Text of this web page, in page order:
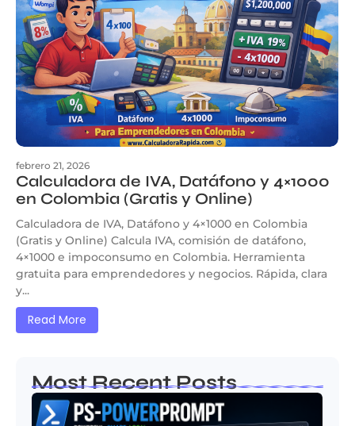
febrero 21, 2026
Calculadora de IVA, Datáfono y 4×1000
en Colombia (Gratis y Online)
Calculadora de IVA, Datáfono y 4×1000 en Colombia
(Gratis y Online) Calcula IVA, comisión de datáfono,
4×1000 e impoconsumo en Colombia. Herramienta
gratuita para emprendedores y negocios. Rápida, clara
y...
Read More
Most Recent Posts